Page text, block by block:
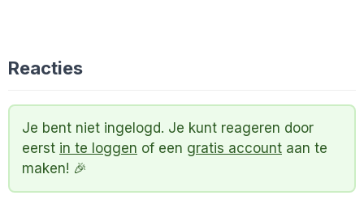
Reacties
Je bent niet ingelogd. Je kunt reageren door
eerst in te loggen of een gratis account aan te
maken! 🎉